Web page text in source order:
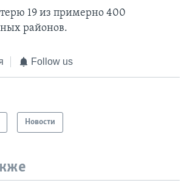
19 из примерно 400
районов.
Follow us
Новости